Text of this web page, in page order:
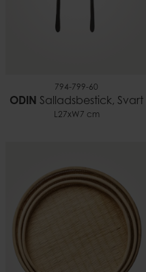
794-799-60
ODIN Salladsbestick, Svart
L27xW7 cm